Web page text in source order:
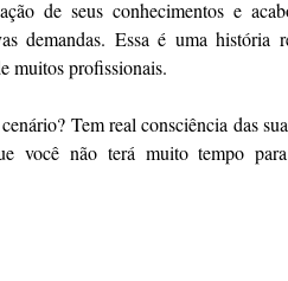
de seus conhecimentos e
demandas. Essa é uma
muitos profissionais.
Tem real consciência das
você não terá muito tempo